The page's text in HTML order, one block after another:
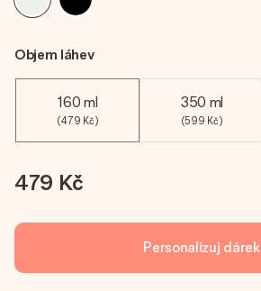
Objem láhev
160 ml
(479 Kč)
350 ml
(599 Kč)
479 Kč
Personalizuj dárek